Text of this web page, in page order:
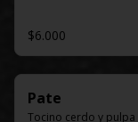
$6.000
Pate
Tocino cerdo y